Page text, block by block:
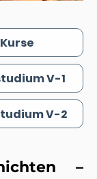
V-1
V-2
–